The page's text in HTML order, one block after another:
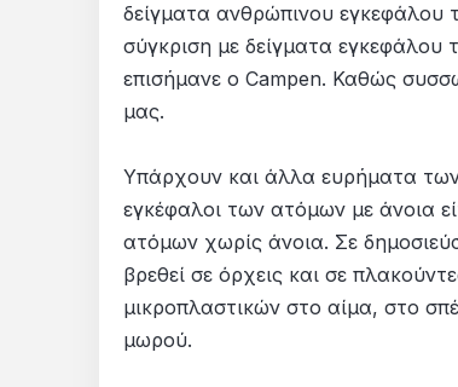
δείγματα ανθρώπινου εγκεφάλου
σύγκριση με δείγματα
επισήμανε ο Campen. Καθώς
μας.
Υπάρχουν και άλλα ευρήματα
εγκέφαλοι των ατόμων με άνοια
ατόμων χωρίς άνοια. Σε
βρεθεί σε όρχεις και σε
μικροπλαστικών στο αίμα, στο
μωρού.